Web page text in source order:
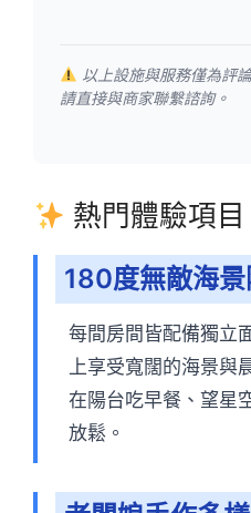
以上設施與服務僅為評
請直接與商家聯繫諮詢。
熱門體驗項目
180度無敵海
每間房間皆配備獨立
上享受寬闊的海景與
在陽台吃早餐、望星
放鬆。